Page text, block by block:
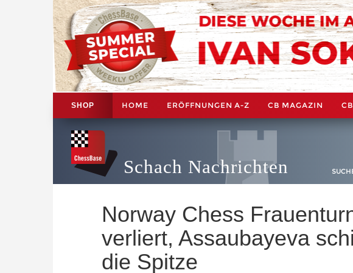
SHOP HOME ERÖFFNUNGEN A-Z CB MAGAZIN
Schach Nachrichten
Norway Chess
verliert, Assaubayeva
die Spitze